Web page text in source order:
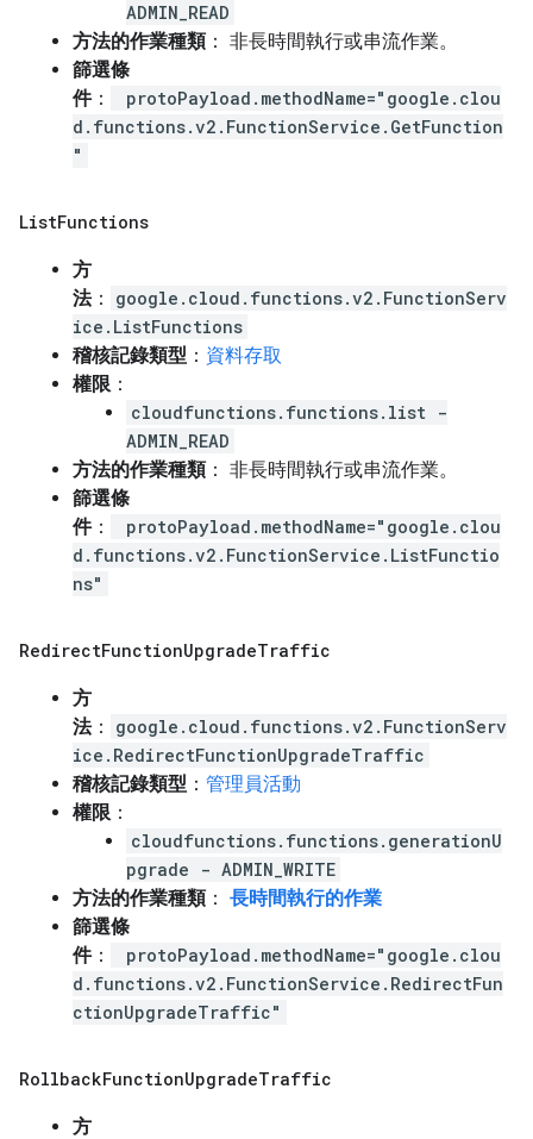
ADMIN_READ
方法的作業種類： 非長時間執行或串流作業。
篩選條
件：
protoPayload.methodName="google.clou
d.functions.v2.FunctionService.GetFunction
"
ListFunctions
方
法：
google.cloud.functions.v2.FunctionServ
ice.ListFunctions
稽核記錄類型 ： 資料存取
權限 ：
cloudfunctions.functions.list -
ADMIN_READ
方法的作業種類： 非長時間執行或串流作業。
篩選條
件：
protoPayload.methodName="google.clou
d.functions.v2.FunctionService.ListFunctio
ns"
RedirectFunctionUpgradeTraffic
方
法：
google.cloud.functions.v2.FunctionServ
ice.RedirectFunctionUpgradeTraffic
稽核記錄類型 ： 管理員活動
權限 ：
cloudfunctions.functions.generationU
pgrade - ADMIN_WRITE
方法的作業種類： 長時間執行的作業
篩選條
件：
protoPayload.methodName="google.clou
d.functions.v2.FunctionService.RedirectFun
ctionUpgradeTraffic"
RollbackFunctionUpgradeTraffic
方